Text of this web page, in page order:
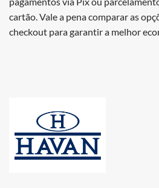
cartão. Vale a pena comparar as
checkout para garantir a melhor